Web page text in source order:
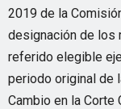
2019 de la
designación de los
referido elegible
periodo original de
Cambio en la Corte